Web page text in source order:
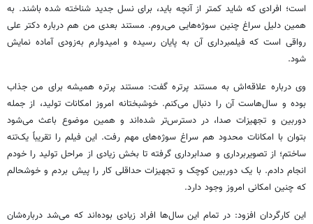
است؛ افرادی که شاید کمتر از آنچه باید، برای نسل جدید شناخته شده باشند. به
همین دلیل سراغ چنین سوژه‌هایی می‌روم. مستند بعدی من هم درباره دکتر علی
رواقی است که فیلمبرداری آن به پایان رسیده و امیدوارم به‌زودی آماده نمایش
شود.
وی درباره علاقه‌اش به مستند پرتره گفت: مستند پرتره همیشه برای من جذاب
بوده و سال‌هاست آن را دنبال می‌کنم. خوشبختانه امروز امکانات تولید، از جمله
دوربین و تجهیزات صدا، در دسترس‌تر شده‌اند و همین موضوع باعث می‌شود
بتوان با امکانات محدود هم سراغ سوژه‌های مهم رفت. این فیلم را تقریباً یک‌تنه
ساختم؛ از تصویربرداری و صدابرداری گرفته تا بخش زیادی از مراحل تولید را خودم
انجام دادم. با یک دوربین کوچک و تجهیزات حداقلی کار را پیش بردم و خوشحالم
که چنین امکانی امروز وجود دارد.
این کارگردان افزود: در تمام این سال‌ها افراد زیادی بوده‌اند که می‌شد درباره‌شان